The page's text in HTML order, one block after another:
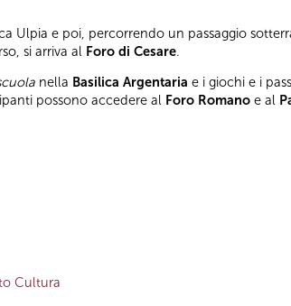
Ulpia e poi, percorrendo un passaggio
si arriva al Foro di Cesare.
nella Basilica Argentaria e i giochi e i
possono accedere al Foro Romano e al
Cultura